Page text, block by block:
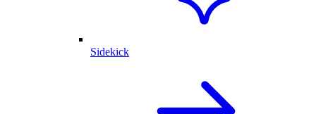
Sidekick